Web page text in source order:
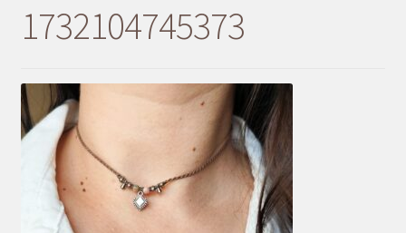
FAQ
Contact
Mon univers
1732104745373